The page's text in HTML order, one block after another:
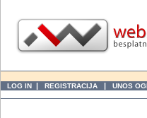
LOG IN | REGISTRACIJA | UNOS